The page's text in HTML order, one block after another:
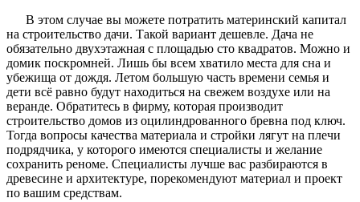
В этом случае вы можете потратить материнский капитал
на строительство дачи. Такой вариант дешевле. Дача не
обязательно двухэтажная с площадью сто квадратов. Можно и
домик поскромней. Лишь бы всем хватило места для сна и
убежища от дождя. Летом большую часть времени семья и
дети всё равно будут находиться на свежем воздухе или на
веранде. Обратитесь в фирму, которая производит
строительство домов из оцилиндрованного бревна под ключ.
Тогда вопросы качества материала и стройки лягут на плечи
подрядчика, у которого имеются специалисты и желание
сохранить реноме. Специалисты лучше вас разбираются в
древесине и архитектуре, порекомендуют материал и проект
по вашим средствам.